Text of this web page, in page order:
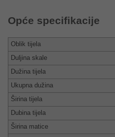
Opće specifikacije
Oblik tijela
Duljina skale
Dužina tijela
Ukupna dužina
Širina tijela
Dubina tijela
Širina matice